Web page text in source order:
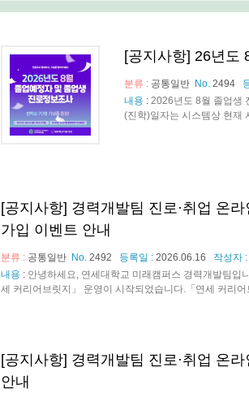
[공지사항] 26년도
분류 : 공통일반 No. 2494
내용 : 2026년도 8월 졸업생
(진학)일자는 시스템상 현재
[공지사항] 경력개발팀 진로·취업 온
가입 이벤트 안내
분류 : 공통일반 No. 2492 등록일 : 2026.06.16
작성자 :
내용 : 안녕하세요, 연세대학교 미래캠퍼스 경력개발팀입
세 커리어브릿지」 운영이 시작되었습니다.「연세 커리
[공지사항] 경력개발팀 진로·취업 온
안내